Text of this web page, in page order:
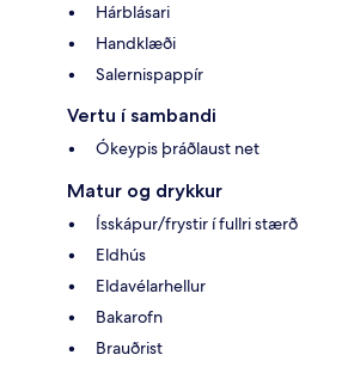
Hárblásari
Handklæði
Salernispappír
Vertu í sambandi
Ókeypis þráðlaust net
Matur og drykkur
Ísskápur/frystir í fullri stærð
Eldhús
Eldavélarhellur
Bakarofn
Brauðrist